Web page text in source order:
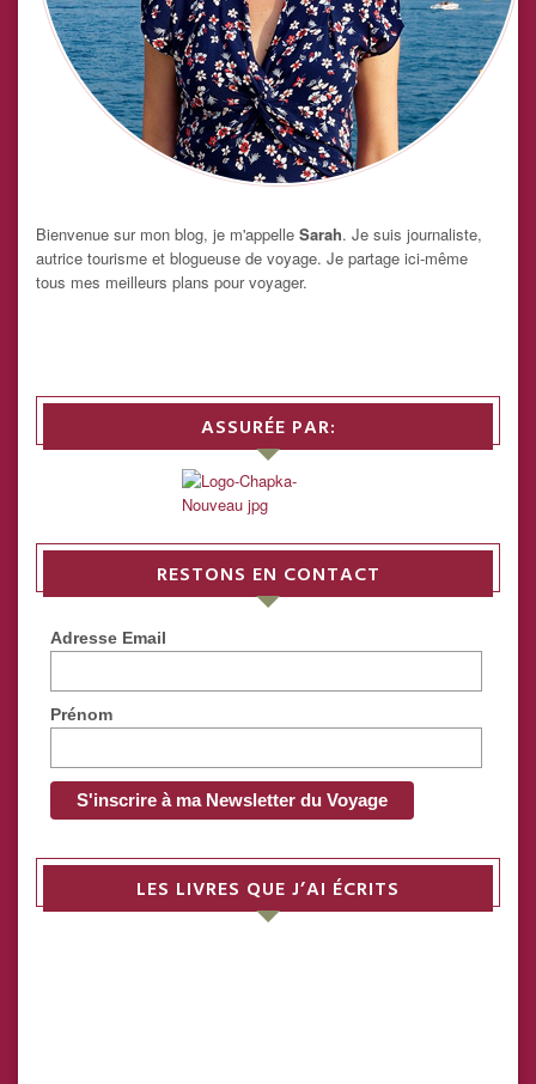
Bienvenue sur mon blog, je m'appelle Sarah. Je suis journaliste,
autrice tourisme et blogueuse de voyage. Je partage ici-même
tous mes meilleurs plans pour voyager.
ASSURÉE PAR:
RESTONS EN CONTACT
Adresse Email
Prénom
LES LIVRES QUE J’AI ÉCRITS